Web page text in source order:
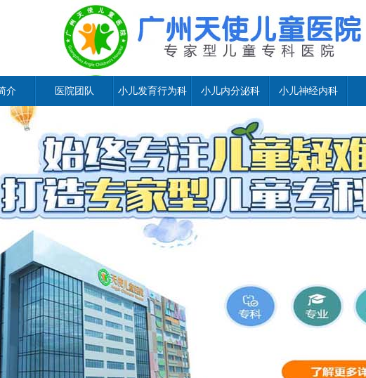
介 医院团队 小儿发育行为科 小儿内分泌科 小儿神经内科